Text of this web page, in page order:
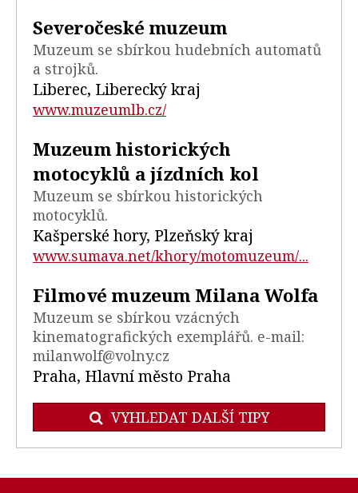
Severočeské muzeum
Muzeum se sbírkou hudebních automatů
a strojků.
Liberec, Liberecký kraj
www.muzeumlb.cz/
Muzeum historických
motocyklů a jízdních kol
Muzeum se sbírkou historických
motocyklů.
Kašperské hory, Plzeňský kraj
www.sumava.net/khory/motomuzeum/...
Filmové muzeum Milana Wolfa
Muzeum se sbírkou vzácných
kinematografických exemplářů. e-mail:
milanwolf@volny.cz
Praha, Hlavní město Praha
VYHLEDAT DALŠÍ TIPY